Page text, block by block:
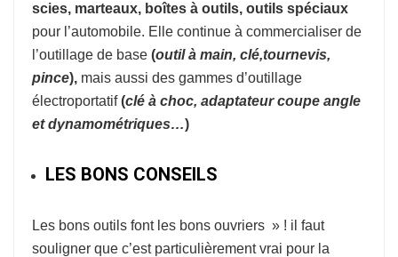
scies, marteaux, boîtes à outils, outils spéciaux
pour l’automobile. Elle continue à commercialiser de
l’outillage de base (outil à main, clé,tournevis,
pince), mais aussi des gammes d’outillage
électroportatif (clé à choc, adaptateur coupe angle
et dynamométriques…)
LES BONS CONSEILS
Les bons outils font les bons ouvriers » ! il faut
souligner que c’est particulièrement vrai pour la